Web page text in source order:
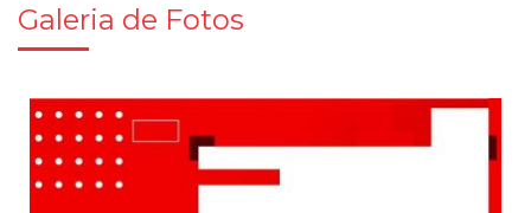
Galeria de Fotos